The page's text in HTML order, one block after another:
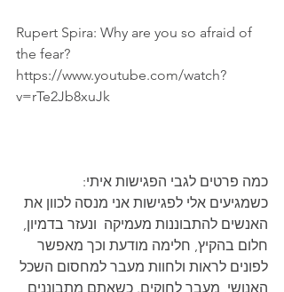
Rupert Spira: Why are you so afraid of
the fear?
https://www.youtube.com/watch?
v=rTe2Jb8xuJk
כמה פרטים לגבי הפגישות איתי:
כשמגיעים אלי לפגישות אני מנסה לכוון את
האנשים להתבוננות מעמיקה  ונעזר בדמיון,
חלום בהקיץ, חלימה מודעת וכך מאפשר
לפונים לראות ולחוות מעבר למחסום השכל
האנושי, מעבר לחוקים. כשאתם מתבוננים